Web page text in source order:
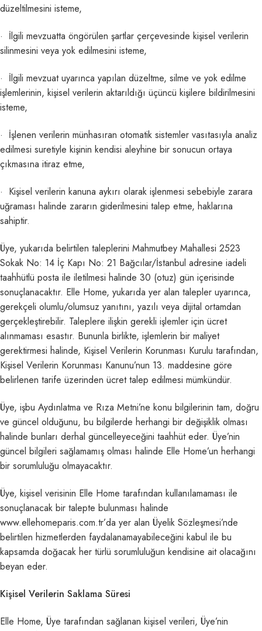
düzeltilmesini isteme,
· İlgili mevzuatta öngörülen şartlar çerçevesinde kişisel verilerin
silinmesini veya yok edilmesini isteme,
· İlgili mevzuat uyarınca yapılan düzeltme, silme ve yok edilme
işlemlerinin, kişisel verilerin aktarıldığı üçüncü kişilere bildirilmesini
isteme,
· İşlenen verilerin münhasıran otomatik sistemler vasıtasıyla analiz
edilmesi suretiyle kişinin kendisi aleyhine bir sonucun ortaya
çıkmasına itiraz etme,
· Kişisel verilerin kanuna aykırı olarak işlenmesi sebebiyle zarara
uğraması halinde zararın giderilmesini talep etme, haklarına
sahiptir.
Üye, yukarıda belirtilen taleplerini Mahmutbey Mahallesi 2523
Sokak No: 14 İç Kapı No: 21 Bağcılar/İstanbul adresine iadeli
taahhütlü posta ile iletilmesi halinde 30 (otuz) gün içerisinde
sonuçlanacaktır. Elle Home, yukarıda yer alan talepler uyarınca,
gerekçeli olumlu/olumsuz yanıtını, yazılı veya dijital ortamdan
gerçekleştirebilir. Taleplere ilişkin gerekli işlemler için ücret
alınmaması esastır. Bununla birlikte, işlemlerin bir maliyet
gerektirmesi halinde, Kişisel Verilerin Korunması Kurulu tarafından,
Kişisel Verilerin Korunması Kanunu’nun 13. maddesine göre
belirlenen tarife üzerinden ücret talep edilmesi mümkündür.
Üye, işbu Aydınlatma ve Rıza Metni’ne konu bilgilerinin tam, doğru
ve güncel olduğunu, bu bilgilerde herhangi bir değişiklik olması
halinde bunları derhal güncelleyeceğini taahhüt eder. Üye’nin
güncel bilgileri sağlamamış olması halinde Elle Home’un herhangi
bir sorumluluğu olmayacaktır.
Üye, kişisel verisinin Elle Home tarafından kullanılamaması ile
sonuçlanacak bir talepte bulunması halinde
www.ellehomeparis.com.tr’da yer alan Üyelik Sözleşmesi’nde
belirtilen hizmetlerden faydalanamayabileceğini kabul ile bu
kapsamda doğacak her türlü sorumluluğun kendisine ait olacağını
beyan eder.
Kişisel Verilerin Saklama Süresi
Elle Home, Üye tarafından sağlanan kişisel verileri, Üye’nin